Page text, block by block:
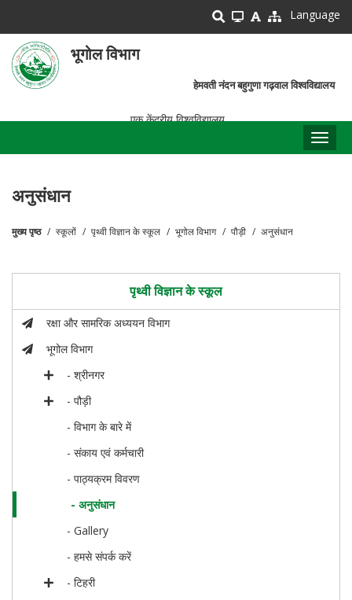
main
content
Language
भूगोल विभाग
हेमवती नंदन बहुगुणा गढ़वाल विश्वविद्यालय
एक केंद्रीय विश्वविद्यालय
अनुसंधान
मुख्य पृष्ठ स्कूलों पृथ्वी विज्ञान के स्कूल भूगोल विभाग पौड़ी अनुसंधान
पृथ्वी विज्ञान के स्कूल
रक्षा और सामरिक अध्ययन विभाग
भूगोल विभाग
- श्रीनगर
- पौड़ी
- विभाग के बारे में
- संकाय एवं कर्मचारी
- पाठ्यक्रम विवरण
- अनुसंधान
- Gallery
- हमसे संपर्क करें
- टिहरी